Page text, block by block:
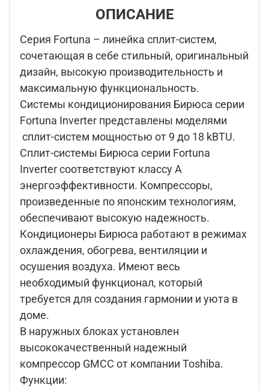
ОПИСАНИЕ
Серия Fortuna – линейка сплит-систем,
сочетающая в себе стильный, оригинальный
дизайн, высокую производительность и
максимальную функциональность.
Системы кондиционирования Бирюса серии
Fortuna Inverter представлены моделями
сплит-систем мощностью от 9 до 18 kBTU.
Сплит-системы Бирюса серии Fortuna
Inverter соответствуют классу А
энергоэффективности. Компрессоры,
произведенные по японским технологиям,
обеспечивают высокую надежность.
Кондиционеры Бирюса работают в режимах
охлаждения, обогрева, вентиляции и
осушения воздуха. Имеют весь
необходимый функционал, который
требуется для создания гармонии и уюта в
доме.
В наружных блоках установлен
высококачественный надежный
компрессор GMCC от компании Toshiba.
Функции: